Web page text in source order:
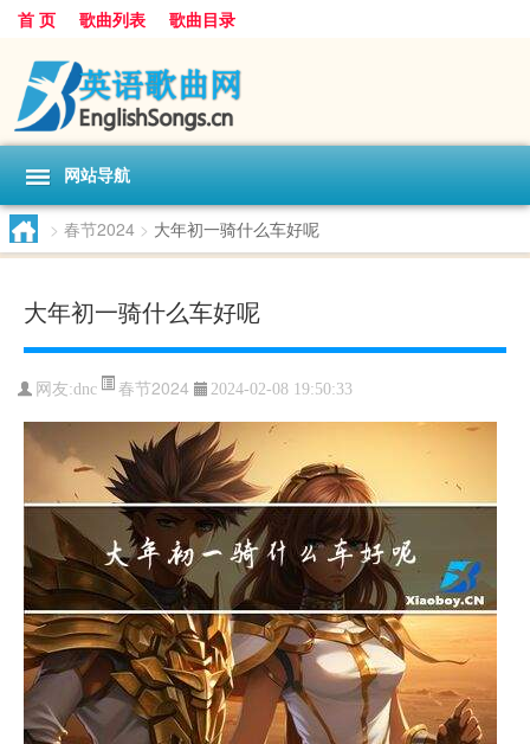
首 页 歌曲列表 歌曲目录
网站导航
> 春节2024 > 大年初一骑什么车好呢
大年初一骑什么车好呢
网友:dnc 春节2024 2024-02-08 19:50:33